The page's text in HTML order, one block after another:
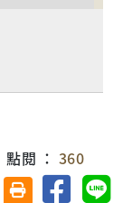
點閱 ：360
友善列印(另開視
分享至